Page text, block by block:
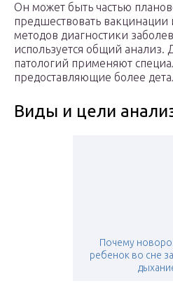
Он может быть частью
предшествовать вакцинации
методов диагностики
используется общий анализ.
патологий применяют
предоставляющие более
Виды и цели
Почему
ребенок во сне